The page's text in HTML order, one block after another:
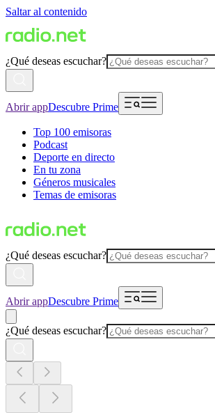
Saltar al contenido
¿Qué deseas escuchar?
Abrir appDescubre Prime
Top 100 emisoras
Podcast
Deporte en directo
En tu zona
Géneros musicales
Temas de emisoras
¿Qué deseas escuchar?
Abrir appDescubre Prime
¿Qué deseas escuchar?